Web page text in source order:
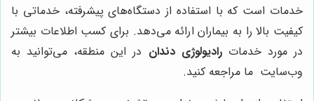
خدمات است که با استفاده از دستگاه‌های پیشرفته، خدماتی با
کیفیت بالا را به بیماران ارائه می‌دهد. برای کسب اطلاعات بیشتر
در مورد خدماترادیولوژی دندان در این منطقه، می‌توانید به
وب‌سایت ما مراجعه کنید.